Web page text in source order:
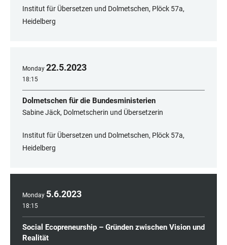
Institut für Übersetzen und Dolmetschen, Plöck 57a,
Heidelberg
Monday 22.5.2023
18:15
Dolmetschen für die Bundesministerien
Sabine Jäck, Dolmetscherin und Übersetzerin
Institut für Übersetzen und Dolmetschen, Plöck 57a,
Heidelberg
Monday 5.6.2023
18:15
Social Ecopreneurship – Gründen zwischen Vision und
Realität